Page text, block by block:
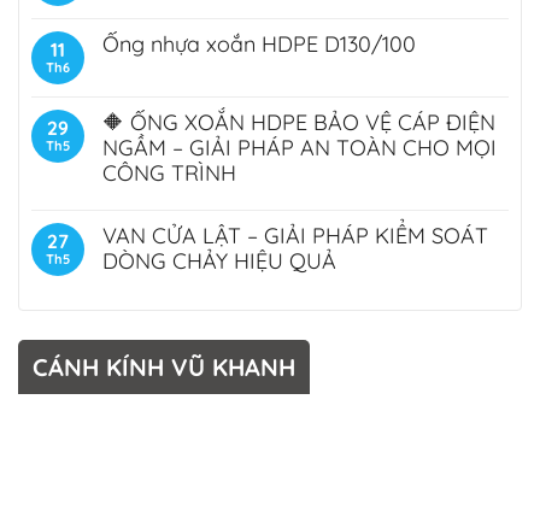
11
Th6
Ống nhựa xoắn HDPE D130/100
29
Th5
🔶 ỐNG XOẮN HDPE BẢO VỆ CÁP ĐIỆN
NGẦM – GIẢI PHÁP AN TOÀN CHO MỌI
CÔNG TRÌNH
27
Th5
VAN CỬA LẬT – GIẢI PHÁP KIỂM SOÁT
DÒNG CHẢY HIỆU QUẢ
CÁNH KÍNH VŨ KHANH